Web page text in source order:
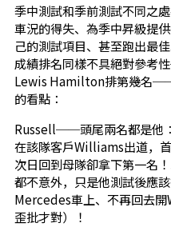
季中測試和季前測試不同之
車況的得失、為季中昇級提
己的測試項目、甚至跑出最
成績排名同樣不具絕對參考
Lewis Hamilton排第幾名
的看點：
Russell──頭尾兩名都是他
在該隊客戶Williams出道，
次日回到母隊卻拿下第一名
都不意外，只是他測試後應
Mercedes車上、不再回去
歪批才對）！